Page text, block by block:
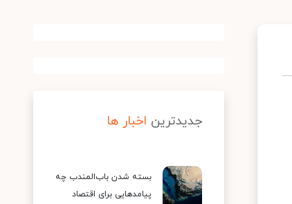
جدیدترین اخبار ها
بسته شدن باب‌المندب چه
پیامدهایی برای اقتصاد